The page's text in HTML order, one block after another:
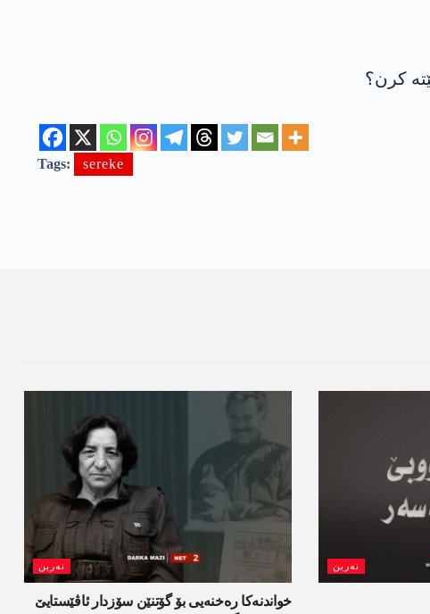
کرن؟
Tags: sereke
نەرین
خواندنه‌كا رەخنەیی بۆ گۆتنێن سۆزدار ئاڤێستایێ
نەرین